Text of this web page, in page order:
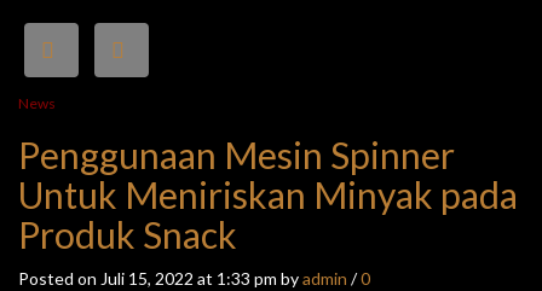
News
Penggunaan Mesin Spinner
Untuk Meniriskan Minyak pada
Produk Snack
Posted on Juli 15, 2022 at 1:33 pm byadmin /0